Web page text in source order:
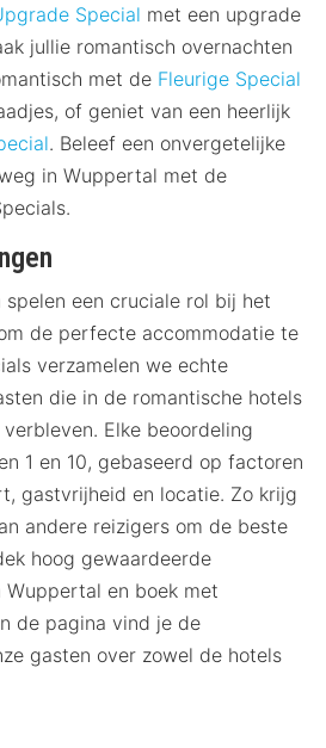
Special met een upgrade
jullie romantisch overnachten
met de Fleurige Special
of geniet van een heerlijk
. Beleef een onvergetelijke
in Wuppertal met de
spelen een cruciale rol bij het
de perfecte accommodatie te
verzamelen we echte
die in de romantische hotels
Elke beoordeling
1 en 10, gebaseerd op factoren
gastvrijheid en locatie. Zo krijg
andere reizigers om de beste
hoog gewaardeerde
en boek met
de pagina vind je de
gasten over zowel de hotels